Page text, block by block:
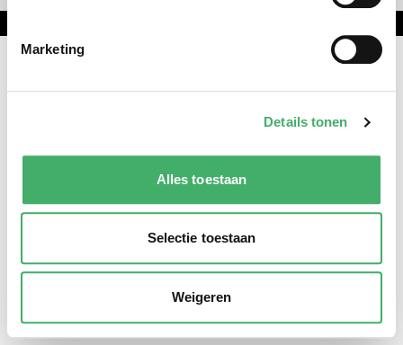
Marketing
Details tonen
Alles toestaan
Selectie toestaan
Weigeren